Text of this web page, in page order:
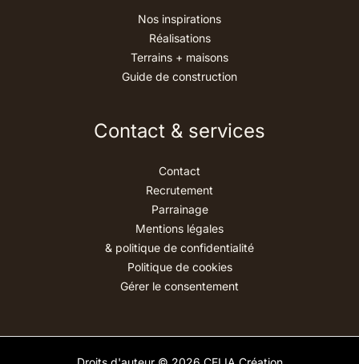
Nos inspirations
Réalisations
Terrains + maisons
Guide de construction
Contact & services
Contact
Recrutement
Parrainage
Mentions légales
& politique de confidentialité
Politique de cookies
Gérer le consentement